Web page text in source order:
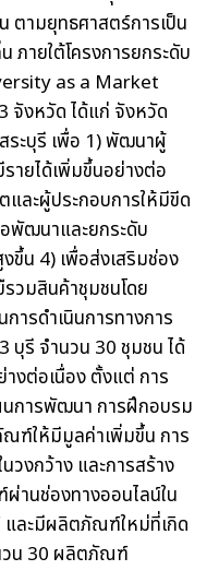
ตามยุทธศาสตร์การเป็น
ายใต้โครงการยกระดับ
as a Market
จังหวัด ได้แก่ จังหวัด
ระบุรี เพื่อ 1) พัฒนาผู้
ายได้เพิ่มขึ้นอย่างต่อ
ละผู้ประกอบการให้มีขีด
พัฒนาและยกระดับ
น 4) เพื่อส่งเสริมช่อง
วมสินค้าชุมชนโดย
ารดำเนินการทางการ
บุรี จำนวน 30 ชุมชน ได้
งต่อเนื่อง ตั้งแต่ การ
การพัฒนา การฝึกอบรม
ฑ์ให้มีมูลค่าเพิ่มขึ้น การ
วงกว้าง และการสร้าง
านช่องทางออนไลน์ใน
และมีผลิตภัณฑ์ใหม่ที่เกิด
วน 30 ผลิตภัณฑ์